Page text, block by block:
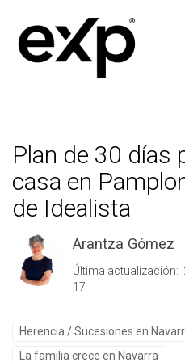
Plan de 30 días
casa en
de Idealista
Arantza Gómez
Última actualización:
17
Herencia / Sucesiones en
La familia crece en Navarra